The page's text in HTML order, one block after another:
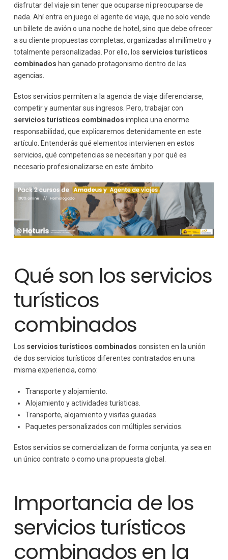
Gestión operativa de los servicios turísticos combinados
Control de reservas y documentación
Atención al cliente antes, durante y después del viaje
Comunicación previa
Aspectos legales de los servicios turísticos combinados
Normativa aplicable
Transparencia y seguridad jurídica
Rentabilidad y estrategia comercial
Cálculo de costes y márgenes
Valor añadido frente al precio
Competencias profesionales necesarias en la agencia
Formación y profesionalización en la gestión de
servicios turísticos combinados
Retos actuales y tendencias futuras
Conclusión
disfrutar del viaje sin tener que ocuparse ni preocuparse de
nada. Ahí entra en juego el agente de viaje, que no solo vende
un billete de avión o una noche de hotel, sino que debe ofrecer
a su cliente propuestas completas, organizadas al milímetro y
totalmente personalizadas. Por ello, los servicios turísticos
combinados han ganado protagonismo dentro de las
agencias.
Estos servicios permiten a la agencia de viaje diferenciarse,
competir y aumentar sus ingresos. Pero, trabajar con
servicios turísticos combinados implica una enorme
responsabilidad, que explicaremos detenidamente en este
artículo. Entenderás qué elementos intervienen en estos
servicios, qué competencias se necesitan y por qué es
necesario profesionalizarse en este ámbito.
Qué son los servicios
turísticos
combinados
Los servicios turísticos combinados consisten en la unión
de dos servicios turísticos diferentes contratados en una
misma experiencia, como:
Transporte y alojamiento.
Alojamiento y actividades turísticas.
Transporte, alojamiento y visitas guiadas.
Paquetes personalizados con múltiples servicios.
Estos servicios se comercializan de forma conjunta, ya sea en
un único contrato o como una propuesta global.
Importancia de los
servicios turísticos
combinados en la